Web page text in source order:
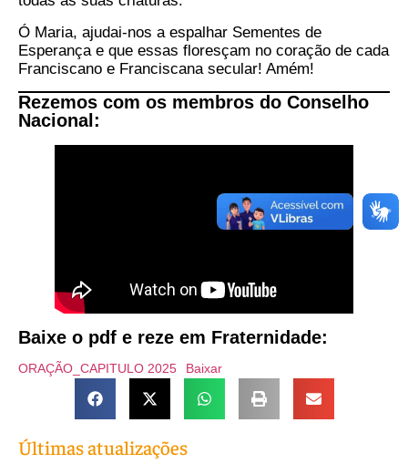
Ó Maria, ajudai-nos a espalhar Sementes de
Esperança e que essas floresçam no coração de cada
Franciscano e Franciscana secular! Amém!
Rezemos com os membros do Conselho
Nacional:
Baixe o pdf e reze em Fraternidade:
ORAÇÃO_CAPITULO 2025 Baixar
Últimas atualizações